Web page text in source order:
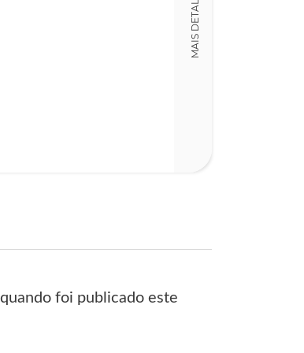
MAIS DETALHES
quando foi publicado este